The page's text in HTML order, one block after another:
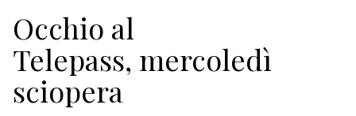
RICERCA
ECONOMIA
TURISMO
Occhio al
Telepass, mercoledì
sciopera